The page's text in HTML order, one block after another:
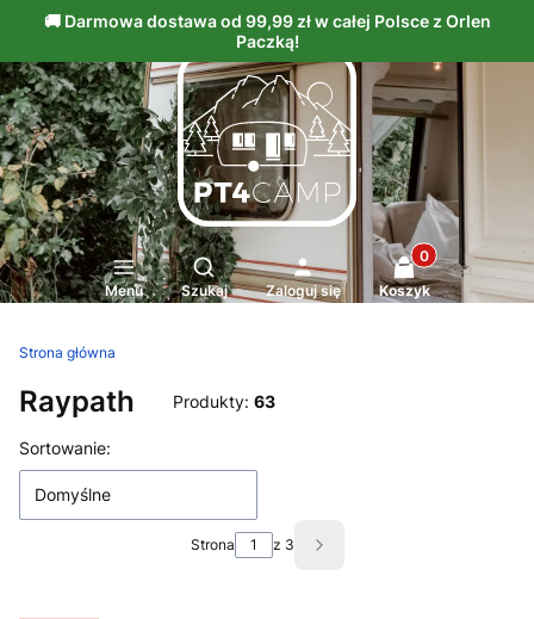
Menu
Otwórz wyszukiwarkę
Szukaj Zaloguj się
Produkty w
Koszyk
Strona główna
Raypath Produkty: 63
Lista produktów
Sortowanie:
Domyślne
Strona z 3 Następne produkty